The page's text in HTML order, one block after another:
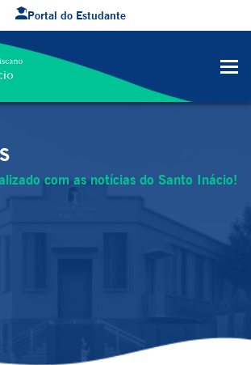
Portal do Estudante
com as notícias do Santo Inácio!